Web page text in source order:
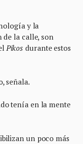
y la
de la calle, son
Pikos durante estos
señala.
tenía en la mente
un poco más